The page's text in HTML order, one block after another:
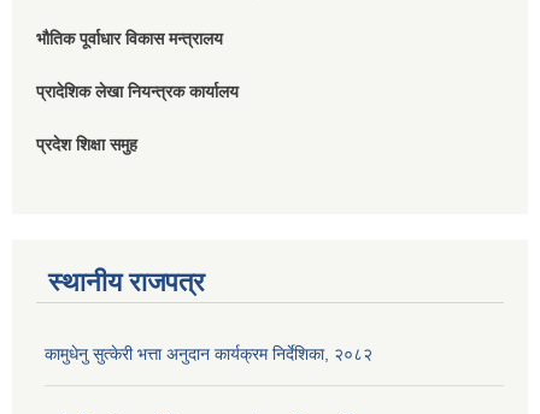
भौतिक पूर्वाधार विकास मन्त्रालय
प्रादेशिक लेखा नियन्त्रक कार्यालय
प्रदेश शिक्षा समुह
स्थानीय राजपत्र
कामुधेनु सुत्केरी भत्ता अनुदान कार्यक्रम निर्देशिका, २०८२